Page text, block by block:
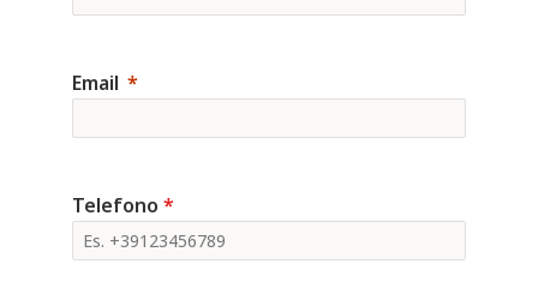
Email
Telefono *